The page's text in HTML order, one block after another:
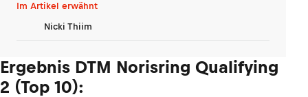
Im Artikel erwähnt
Nicki Thiim
Ergebnis DTM Norisring Qualifying
2 (Top 10):